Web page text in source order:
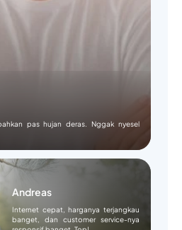
pas hujan deras. Nggak nyesel
Andreas
Internet cepat, harganya terjangkau
banget, dan customer service-nya